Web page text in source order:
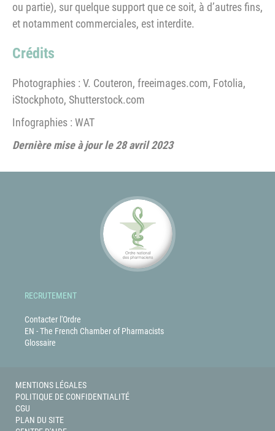
ou partie), sur quelque support que ce soit, à d’autres fins,
et notamment commerciales, est interdite.
Crédits
Photographies : V. Couteron, freeimages.com, Fotolia,
iStockphoto, Shutterstock.com
Infographies : WAT
Dernière mise à jour le 28 avril 2023
RECRUTEMENT
Contacter l'Ordre
EN - The French Chamber of Pharmacists
Glossaire
MENTIONS LÉGALES
POLITIQUE DE CONFIDENTIALITÉ
CGU
PLAN DU SITE